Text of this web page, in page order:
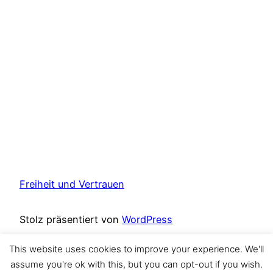
Freiheit und Vertrauen
Stolz präsentiert von WordPress
Instagram
This website uses cookies to improve your experience. We'll
assume you're ok with this, but you can opt-out if you wish.